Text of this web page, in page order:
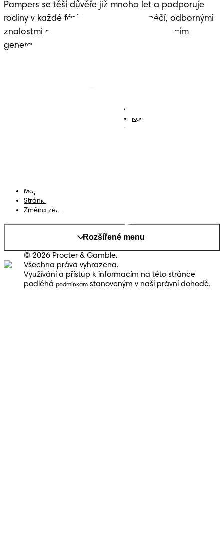
Pampers se těší důvěře již mnoho let a podporuje
rodiny v každé fázi života dítěte – s péčí, odbornými
znalostmi a dědictvím předávaným budoucím
generacím.
Kontakt
Mapa stránek
Stránka PG
Změna země/kraje
Rozšířené menu
© 2026 Procter & Gamble.
Všechna práva vyhrazena.
Využívání a přístup k informacím na této stránce
podléhá podmínkám stanoveným v naší právní dohodě.